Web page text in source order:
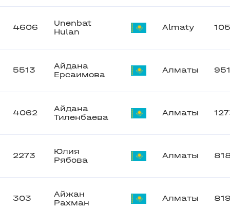
4606
Unenbat
Hulan
Almaty
5513
Айдана
Ерсаимова
Алматы
4062
Айдана
Тиленбаева
Алматы
2273
Юлия
Рябова
Алматы
303
Айжан
Рахман
Алматы